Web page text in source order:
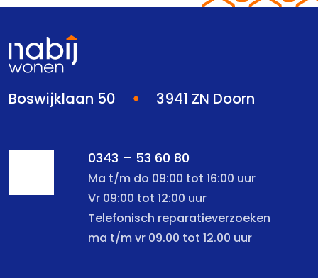
Boswijklaan 50 3941 ZN Doorn
0343 – 53 60 80
Ma t/m do 09:00 tot 16:00 uur
Vr 09:00 tot 12:00 uur
Telefonisch reparatieverzoeken
ma t/m vr 09.00 tot 12.00 uur